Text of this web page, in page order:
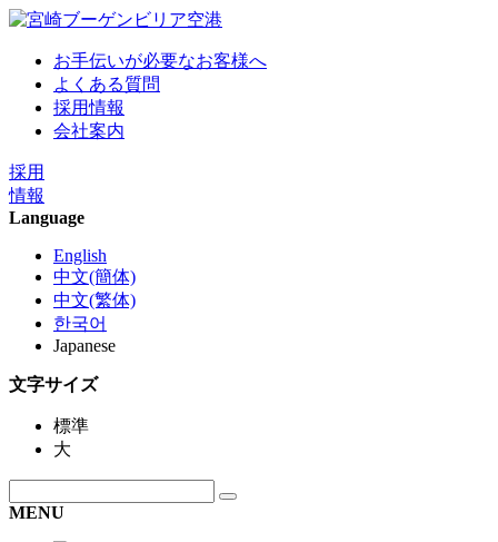
お手伝いが必要なお客様へ
よくある質問
採用情報
会社案内
採用
情報
Language
English
中文(簡体)
中文(繁体)
한국어
Japanese
文字サイズ
標準
大
MENU